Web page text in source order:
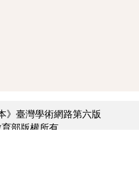
》臺灣學術網路第六版
部版權所有